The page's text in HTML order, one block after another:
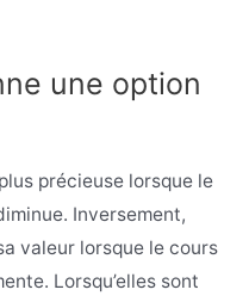
une option
précieuse lorsque le
Inversement,
valeur lorsque le cours
Lorsqu’elles sont